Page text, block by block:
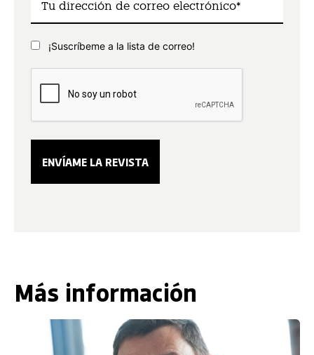
¡Suscríbeme a la lista de correo!
Más información